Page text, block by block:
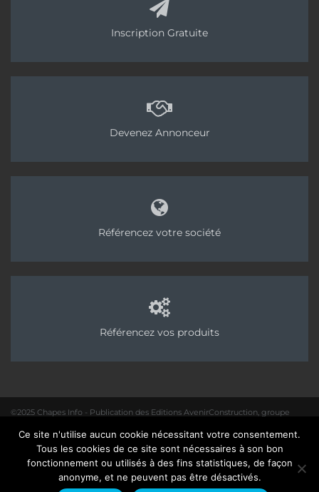
mobiles avec sa Mobicem. Cette solution vient
d’ailleurs de se voir adjoindre une extension
Chrono Chape de la distribuer sous son nom
Inscription Gratuite
Devenez Annonceur
Référencez votre société
Référencez vos produits
©2025 Chapes Info - Publication des Editions AvenirConstruction, groupe
01 40 31 64 80 |
Rédaction Mentions légales – Politique de confidentialité
Site :Seedcom.fr
Ce site n'utilise aucun cookie nécessitant votre consentement.
Tous les cookies de ce site sont nécessaires à son bon
fonctionnement ou utilisés à des fins statistiques, de façon
anonyme, et ne peuvent pas être désactivés.